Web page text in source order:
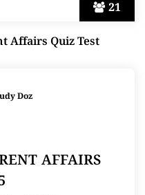
21
Affairs Quiz Test
Doz
AFFAIRS